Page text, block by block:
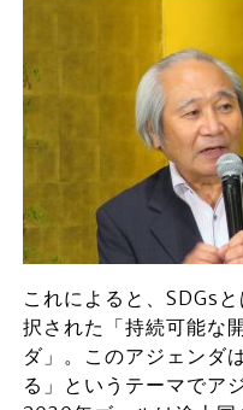
これによると、SDGs
択された「持続可能な
ダ」。このアジェンダ
る」というテーマでア